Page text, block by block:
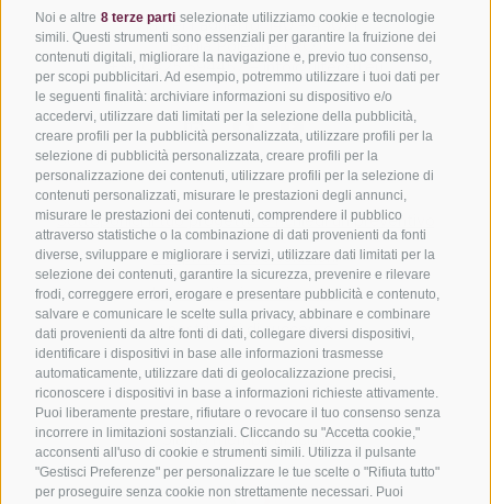
Noi e altre 8 terze parti selezionate utilizziamo cookie e tecnologie
simili. Questi strumenti sono essenziali per garantire la fruizione dei
contenuti digitali, migliorare la navigazione e, previo tuo consenso,
per scopi pubblicitari. Ad esempio, potremmo utilizzare i tuoi dati per
le seguenti finalità: archiviare informazioni su dispositivo e/o
accedervi, utilizzare dati limitati per la selezione della pubblicità,
creare profili per la pubblicità personalizzata, utilizzare profili per la
selezione di pubblicità personalizzata, creare profili per la
personalizzazione dei contenuti, utilizzare profili per la selezione di
contenuti personalizzati, misurare le prestazioni degli annunci,
misurare le prestazioni dei contenuti, comprendere il pubblico
attraverso statistiche o la combinazione di dati provenienti da fonti
diverse, sviluppare e migliorare i servizi, utilizzare dati limitati per la
selezione dei contenuti, garantire la sicurezza, prevenire e rilevare
frodi, correggere errori, erogare e presentare pubblicità e contenuto,
salvare e comunicare le scelte sulla privacy, abbinare e combinare
dati provenienti da altre fonti di dati, collegare diversi dispositivi,
identificare i dispositivi in base alle informazioni trasmesse
automaticamente, utilizzare dati di geolocalizzazione precisi,
riconoscere i dispositivi in base a informazioni richieste attivamente.
Puoi liberamente prestare, rifiutare o revocare il tuo consenso senza
incorrere in limitazioni sostanziali. Cliccando su "Accetta cookie,"
acconsenti all'uso di cookie e strumenti simili. Utilizza il pulsante
"Gestisci Preferenze" per personalizzare le tue scelte o "Rifiuta tutto"
per proseguire senza cookie non strettamente necessari. Puoi
Via del Laghetto, 140 – 45021
Badia Polesine (RO)
+39 0425 594457– info@filtecsrl.eu
Sottoponici il tuo progetto e richiedi un preventivo
Scopri le nostre soluzioni
Informati sui nostri servizi
I nostri casi di successo
Siamo membri ufficiali: